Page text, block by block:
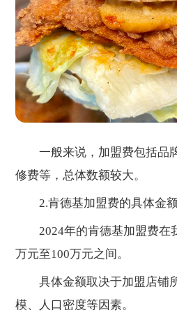
一般来说，加盟费包括品
修费等，总体数额较大。
2.肯德基加盟费的具体金额
2024年的肯德基加盟费在
万元至100万元之间。
具体金额取决于加盟店铺
模、人口密度等因素。